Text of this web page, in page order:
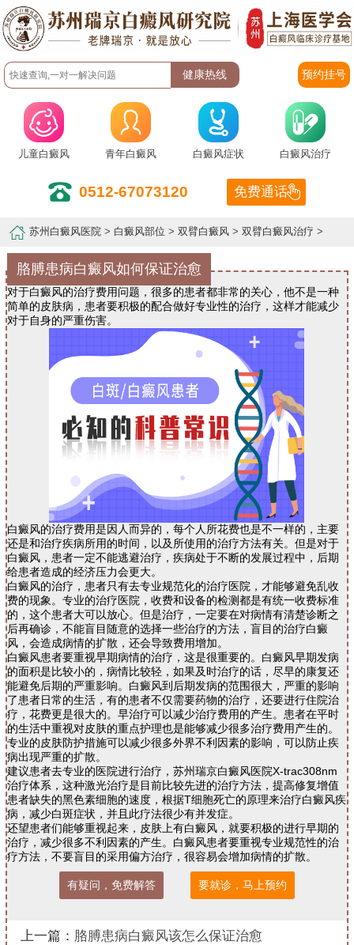
预约挂号
儿童白癜风 青年白癜风 白癜风症状 白癜风治疗
0512-67073120 免费通话
苏州白癜风医院 > 白癜风部位 >双臂白癜风 >双臂白癜风治疗 >
胳膊患病白癜风如何保证治愈
对于白癜风的治疗费用问题，很多的患者都非常的关心，他不是一种
简单的皮肤病，患者要积极的配合做好专业性的治疗，这样才能减少
对于自身的严重伤害。
白癜风的治疗费用是因人而异的，每个人所花费也是不一样的，主要
还是和治疗疾病所用的时间，以及所使用的治疗方法有关。但是对于
白癜风，患者一定不能逃避治疗，疾病处于不断的发展过程中，后期
给患者造成的经济压力会更大。
白癜风的治疗，患者只有去专业规范化的治疗医院，才能够避免乱收
费的现象。专业的治疗医院，收费和设备的检测都是有统一收费标准
的，这个患者大可以放心。但是治疗，一定要在对病情有清楚诊断之
后再确诊，不能盲目随意的选择一些治疗的方法，盲目的治疗白癜
风，会造成病情的扩散，还会导致费用增加。
白癜风患者要重视早期病情的治疗，这是很重要的。白癜风早期发病
的面积是比较小的，病情比较轻，如果及时治疗的话，尽早的康复还
能避免后期的严重影响。白癜风到后期发病的范围很大，严重的影响
了患者日常的生活，有的患者不仅需要药物的治疗，还要进行住院治
疗，花费更是很大的。早治疗可以减少治疗费用的产生。患者在平时
的生活中重视对皮肤的重点护理也是能够减少很多治疗费用产生的。
专业的皮肤防护措施可以减少很多外界不利因素的影响，可以防止疾
病出现严重的扩散。
建议患者去专业的医院进行治疗，苏州瑞京白癜风医院X-trac308nm
治疗体系，这种激光治疗是目前比较先进的治疗方法，提高修复增值
患者缺失的黑色素细胞的速度，根据T细胞死亡的原理来治疗白癜风疾
病，减少白斑症状，并且此疗法很少有并发症。
还望患者们能够重视起来，皮肤上有白癜风，就要积极的进行早期的
治疗，减少很多不利因素的产生。白癜风患者要重视专业规范性的治
疗方法，不要盲目的采用偏方治疗，很容易会增加病情的扩散。
有疑问，免费解答 要就诊，马上预约
上一篇： 胳膊患病白癜风该怎么保证治愈